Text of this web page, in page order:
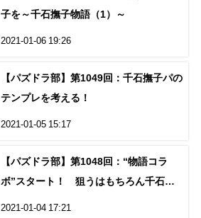
子を～千石撫子物語（1）～
2021-01-06 19:26
【パズドラ部】第1049回：千石撫子パの
テンプレを考える！
2021-01-05 15:17
【パズドラ部】第1048回：“物語コラ
ボ”スタート！ 狙うはもちろん千石撫
2021-01-04 17:21